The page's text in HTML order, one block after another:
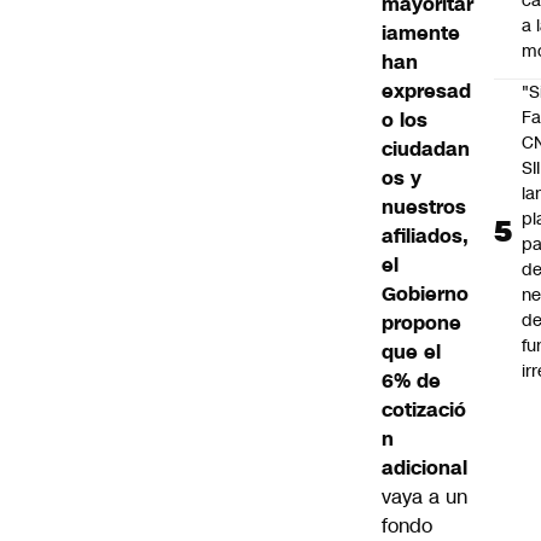
iamente
han
expresad
o los
ciudadan
os y
nuestros
afiliados,
el
Gobierno
propone
que el
6% de
cotizació
n
adicional
vaya a un
fondo
a
SII
de